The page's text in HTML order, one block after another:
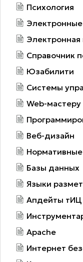
Психология
Справочник
Юзабилити
Системы
Web-мастеру
Веб-дизайн
Базы данных
Языки
Апдейты тИЦ
Apache
Интернет